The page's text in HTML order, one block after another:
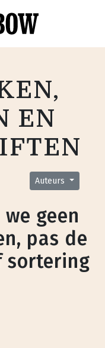
EN
Auteurs
geen
pas de
sortering